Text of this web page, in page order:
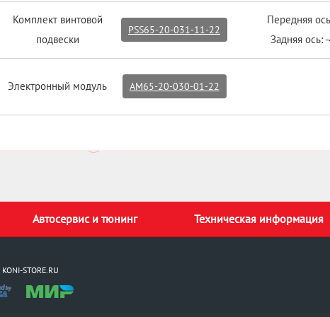
Комплект винтовой
подвески
PSS65-20-031-11-22
Передняя
Задняя ось:
Электронный модуль AM65-20-030-01-22
Автосервис и тюнинг Техническая информация
KONI-STORE.RU